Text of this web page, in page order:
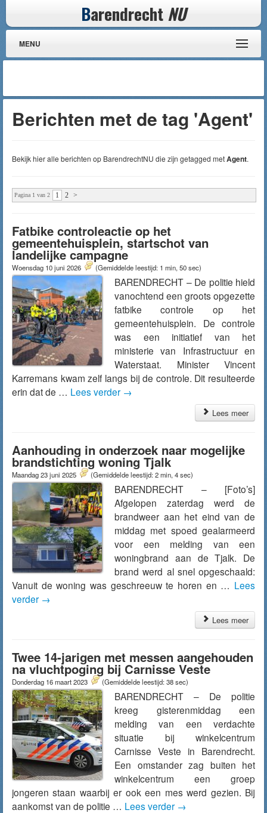
Barendrecht NU
MENU
Berichten met de tag 'Agent'
Bekijk hier alle berichten op BarendrechtNU die zijn getagged metAgent.
Pagina 1 van 2 1 2 >
Fatbike controleactie op het
gemeentehuisplein, startschot van
landelijke campagne
Woensdag 10 juni 2026 (Gemiddelde leestijd: 1 min, 50 sec)
BARENDRECHT – De politie hield
vanochtend een groots opgezette
fatbike controle op het
gemeentehuisplein. De controle
was een initiatief van het
ministerie van Infrastructuur en
Waterstaat. Minister Vincent
Karremans kwam zelf langs bij de controle. Dit resulteerde
erin dat de … Lees verder →
Lees meer
Aanhouding in onderzoek naar mogelijke
brandstichting woning Tjalk
Maandag 23 juni 2025 (Gemiddelde leestijd: 2 min, 4 sec)
BARENDRECHT – [Foto’s]
Afgelopen zaterdag werd de
brandweer aan het eind van de
middag met spoed gealarmeerd
voor een melding van een
woningbrand aan de Tjalk. De
brand werd al snel opgeschaald:
Vanuit de woning was geschreeuw te horen en … Lees
verder →
Lees meer
Twee 14-jarigen met messen aangehouden
na vluchtpoging bij Carnisse Veste
Donderdag 16 maart 2023 (Gemiddelde leestijd: 38 sec)
BARENDRECHT – De politie
kreeg gisterenmiddag een
melding van een verdachte
situatie bij winkelcentrum
Carnisse Veste in Barendrecht.
Een omstander zag buiten het
winkelcentrum een groep
jongeren staan waarbij er ook een mes werd gezien. Bij
aankomst van de politie … Lees verder →